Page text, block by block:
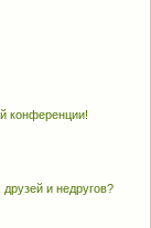
конференции!
и недругов?